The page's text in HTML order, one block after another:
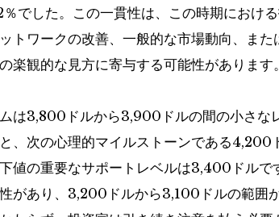
でした。この一貫性は、この時期におけ
トワークの改善、一般的な市場動向、ま
楽観的な見方に寄与する可能性があります。
は3,800ドルから3,900ドルの間の小さな
、次の心理的マイルストーンである4,200
値の重要なサポートレベルは3,400ドルで
があり、3,200ドルから3,100ドルの範囲